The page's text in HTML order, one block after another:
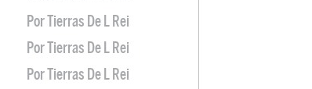
Por Tierras De L Rei
Por Tierras De L Rei
Por Tierras De L Rei